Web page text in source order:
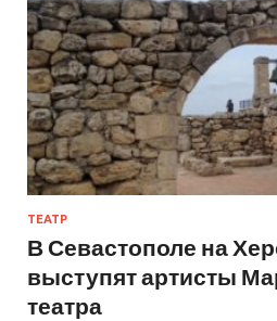
ТЕАТР
В Севастополе на
выступят артисты
театра